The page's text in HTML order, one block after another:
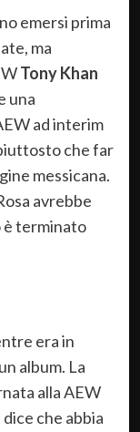
emersi prima
ma
Tony Khan
una
ad interim
che far
messicana.
avrebbe
è terminato
era in
album. La
alla AEW
che abbia